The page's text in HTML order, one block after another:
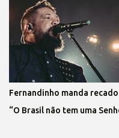
Fernandinho manda
“O Brasil não tem uma